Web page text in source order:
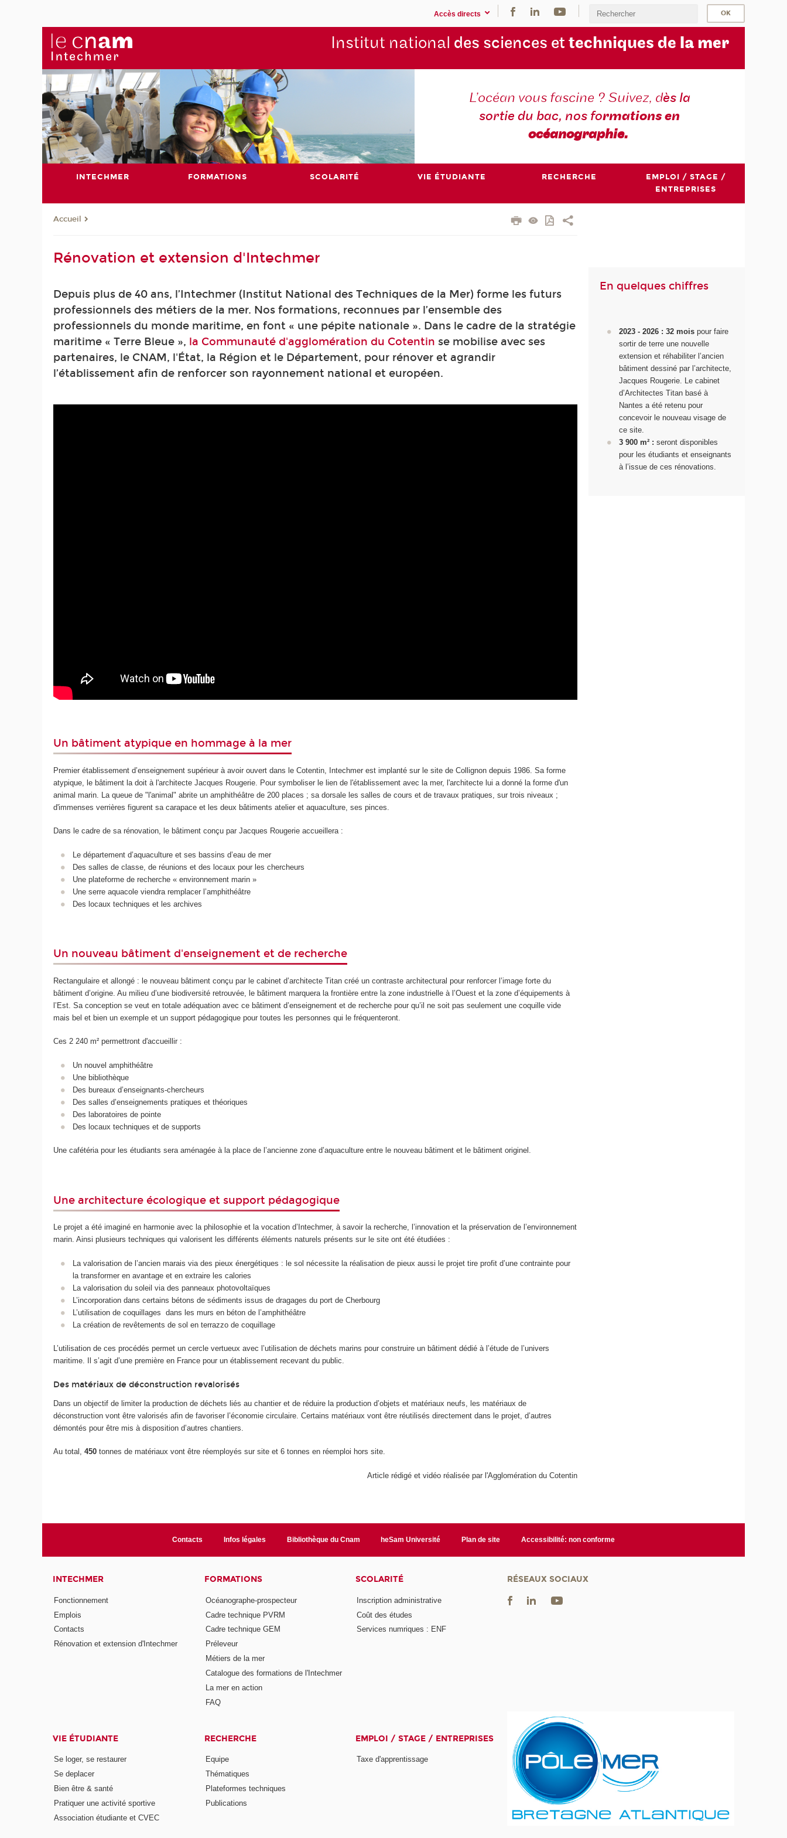
Accès directs
Institut national des sciences et techniques de la mer
L’océan vous fascine ? Suivez, dès la
sortie du bac, nos formations en
océanographie.
INTECHMER FORMATIONS SCOLARITÉ VIE ÉTUDIANTE RECHERCHE
EMPLOI / STAGE /
ENTREPRISES
Accueil
Rénovation et extension d'Intechmer
Depuis plus de 40 ans, l’Intechmer (Institut National des Techniques de la Mer) forme les futurs
professionnels des métiers de la mer. Nos formations, reconnues par l’ensemble des
professionnels du monde maritime, en font « une pépite nationale ». Dans le cadre de la stratégie
maritime « Terre Bleue », la Communauté d'agglomération du Cotentin se mobilise avec ses
partenaires, le CNAM, l'État, la Région et le Département, pour rénover et agrandir
l’établissement afin de renforcer son rayonnement national et européen.
Un bâtiment atypique en hommage à la mer
Premier établissement d’enseignement supérieur à avoir ouvert dans le Cotentin, Intechmer est implanté sur le site de Collignon depuis 1986. Sa forme
atypique, le bâtiment la doit à l'architecte Jacques Rougerie. Pour symboliser le lien de l'établissement avec la mer, l'architecte lui a donné la forme d'un
animal marin. La queue de "l'animal" abrite un amphithéâtre de 200 places ; sa dorsale les salles de cours et de travaux pratiques, sur trois niveaux ;
d'immenses verrières figurent sa carapace et les deux bâtiments atelier et aquaculture, ses pinces.
Dans le cadre de sa rénovation, le bâtiment conçu par Jacques Rougerie accueillera :
Le département d’aquaculture et ses bassins d’eau de mer
Des salles de classe, de réunions et des locaux pour les chercheurs
Une plateforme de recherche « environnement marin »
Une serre aquacole viendra remplacer l’amphithéâtre
Des locaux techniques et les archives
Un nouveau bâtiment d'enseignement et de recherche
Rectangulaire et allongé : le nouveau bâtiment conçu par le cabinet d’architecte Titan créé un contraste architectural pour renforcer l’image forte du
bâtiment d’origine. Au milieu d’une biodiversité retrouvée, le bâtiment marquera la frontière entre la zone industrielle à l’Ouest et la zone d’équipements à
l’Est. Sa conception se veut en totale adéquation avec ce bâtiment d’enseignement et de recherche pour qu’il ne soit pas seulement une coquille vide
mais bel et bien un exemple et un support pédagogique pour toutes les personnes qui le fréquenteront.
Ces 2 240 m² permettront d'accueillir :
Un nouvel amphithéâtre
Une bibliothèque
Des bureaux d’enseignants-chercheurs
Des salles d’enseignements pratiques et théoriques
Des laboratoires de pointe
Des locaux techniques et de supports
Une cafétéria pour les étudiants sera aménagée à la place de l’ancienne zone d’aquaculture entre le nouveau bâtiment et le bâtiment originel.
Une architecture écologique et support pédagogique
Le projet a été imaginé en harmonie avec la philosophie et la vocation d’Intechmer, à savoir la recherche, l’innovation et la préservation de l’environnement
marin. Ainsi plusieurs techniques qui valorisent les différents éléments naturels présents sur le site ont été étudiées :
La valorisation de l’ancien marais via des pieux énergétiques : le sol nécessite la réalisation de pieux aussi le projet tire profit d’une contrainte pour
la transformer en avantage et en extraire les calories
La valorisation du soleil via des panneaux photovoltaïques
L’incorporation dans certains bétons de sédiments issus de dragages du port de Cherbourg
L’utilisation de coquillages dans les murs en béton de l’amphithéâtre
La création de revêtements de sol en terrazzo de coquillage
L’utilisation de ces procédés permet un cercle vertueux avec l’utilisation de déchets marins pour construire un bâtiment dédié à l’étude de l’univers
maritime. Il s’agit d’une première en France pour un établissement recevant du public.
Des matériaux de déconstruction revalorisés
Dans un objectif de limiter la production de déchets liés au chantier et de réduire la production d’objets et matériaux neufs, les matériaux de
déconstruction vont être valorisés afin de favoriser l’économie circulaire. Certains matériaux vont être réutilisés directement dans le projet, d’autres
démontés pour être mis à disposition d’autres chantiers.
Au total,450tonnes de matériaux vont être réemployés sur site et 6 tonnes en réemploi hors site.
Article rédigé et vidéo réalisée par l'Agglomération du Cotentin
En quelques chiffres
2023 - 2026 : 32 mois pour faire
sortir de terre une nouvelle
extension et réhabiliter l’ancien
bâtiment dessiné par l’architecte,
Jacques Rougerie. Le cabinet
d’Architectes Titan basé à
Nantes a été retenu pour
concevoir le nouveau visage de
ce site.
3 900 m² : seront disponibles
pour les étudiants et enseignants
à l’issue de ces rénovations.
Contacts Infos légales Bibliothèque du Cnam heSam Université Plan de site Accessibilité: non conforme
INTECHMER
Fonctionnement
Emplois
Contacts
Rénovation et extension d'Intechmer
FORMATIONS
Océanographe-prospecteur
Cadre technique PVRM
Cadre technique GEM
Préleveur
Métiers de la mer
Catalogue des formations de l'Intechmer
La mer en action
FAQ
SCOLARITÉ
Inscription administrative
Coût des études
Services numriques : ENF
VIE ÉTUDIANTE
Se loger, se restaurer
Se deplacer
Bien être & santé
Pratiquer une activité sportive
Association étudiante et CVEC
RECHERCHE
Equipe
Thématiques
Plateformes techniques
Publications
EMPLOI / STAGE / ENTREPRISES
Taxe d'apprentissage
RÉSEAUX SOCIAUX